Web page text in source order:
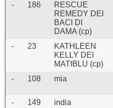
- 186
RESCUE
REMEDY DEI
BACI DI
DAMA (cp)
-
23
KATHLEEN
KELLY DEI
MATIBLU (cp)
- 108 mia
- 149 india